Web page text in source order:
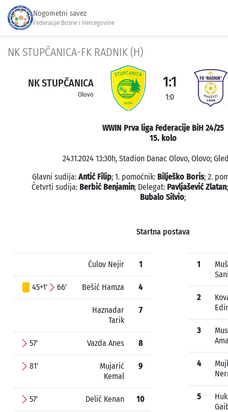
Nogometni savez
Federacije Bosne i Hercegovine
NK STUPČANICA-FK RADNIK (H)
NK STUPČANICA
Olovo
1:1
1:0
WWIN Prva liga Federacije BiH 24/25
15. kolo
24.11.2024 13:30h, Stadion Danac Olovo, Olovo;
Glavni sudija: Antić Filip; 1. pomoćnik: Bilješko Boris; 2.
Četvrti sudija: Berbić Benjamin; Delegat: Pavljašević Zlatan
Bubalo Silvio;
Startna postava
Ćulov Nejir 1
45+1' 66' Bešić Hamza 4
Haznadar
Tarik
7
57' Vazda Anes 8
81'
Mujarić
Kemal
9
57' Delić Kenan 10
1
2
3
4
5